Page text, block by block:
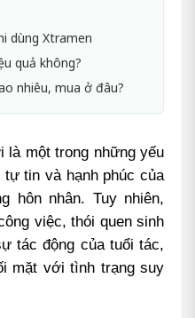
dùng Xtramen
quả không?
nhiêu, mua ở đâu?
là một trong những yếu
tin và hạnh phúc của
hôn nhân. Tuy nhiên,
việc, thói quen sinh
tác động của tuổi tác,
mặt với tình trạng suy